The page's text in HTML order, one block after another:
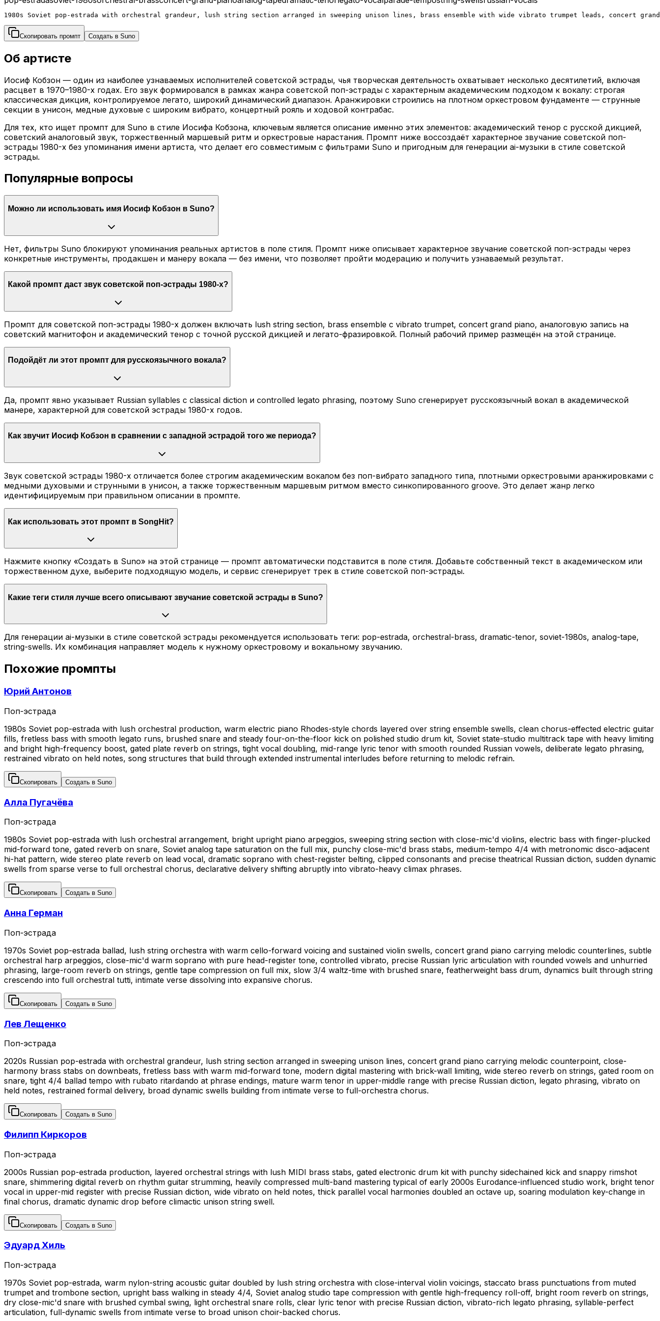
1980s Soviet pop-estrada with orchestral grandeur, lush string section arranged in sweeping unison lines, brass ensemble with wide vibrato trumpet leads,
Скопировать промпт Создать в Suno
Об артисте
Иосиф Кобзон — один из наиболее узнаваемых исполнителей советской эстрады, чья творческая деятельность охватывает несколько десятилетий, включая
расцвет в 1970–1980-х годах. Его звук формировался в рамках жанра советской поп-эстрады с характерным академическим подходом к вокалу: строгая
классическая дикция, контролируемое легато, широкий динамический диапазон. Аранжировки строились на плотном оркестровом фундаменте — струнные
секции в унисон, медные духовые с широким вибрато, концертный рояль и ходовой контрабас.
Для тех, кто ищет промпт для Suno в стиле Иосифа Кобзона, ключевым является описание именно этих элементов: академический тенор с русской дикцией,
советский аналоговый звук, торжественный маршевый ритм и оркестровые нарастания. Промпт ниже воссоздаёт характерное звучание советской поп-
эстрады 1980-х без упоминания имени артиста, что делает его совместимым с фильтрами Suno и пригодным для генерации ai-музыки в стиле советской
эстрады.
Популярные вопросы
Можно ли использовать имя Иосиф Кобзон в Suno?
Нет, фильтры Suno блокируют упоминания реальных артистов в поле стиля. Промпт ниже описывает характерное звучание советской поп-эстрады через
конкретные инструменты, продакшен и манеру вокала — без имени, что позволяет пройти модерацию и получить узнаваемый результат.
Какой промпт даст звук советской поп-эстрады 1980-х?
Промпт для советской поп-эстрады 1980-х должен включать lush string section, brass ensemble с vibrato trumpet, concert grand piano, аналоговую запись на
советский магнитофон и академический тенор с точной русской дикцией и легато-фразировкой. Полный рабочий пример размещён на этой странице.
Подойдёт ли этот промпт для русскоязычного вокала?
Да, промпт явно указывает Russian syllables с classical diction и controlled legato phrasing, поэтому Suno сгенерирует русскоязычный вокал в академической
манере, характерной для советской эстрады 1980-х годов.
Как звучит Иосиф Кобзон в сравнении с западной эстрадой того же периода?
Звук советской эстрады 1980-х отличается более строгим академическим вокалом без поп-вибрато западного типа, плотными оркестровыми аранжировками с
медными духовыми и струнными в унисон, а также торжественным маршевым ритмом вместо синкопированного groove. Это делает жанр легко
идентифицируемым при правильном описании в промпте.
Как использовать этот промпт в SongHit?
Нажмите кнопку «Создать в Suno» на этой странице — промпт автоматически подставится в поле стиля. Добавьте собственный текст в академическом или
торжественном духе, выберите подходящую модель, и сервис сгенерирует трек в стиле советской поп-эстрады.
Какие теги стиля лучше всего описывают звучание советской эстрады в Suno?
Для генерации ai-музыки в стиле советской эстрады рекомендуется использовать теги: pop-estrada, orchestral-brass, dramatic-tenor, soviet-1980s, analog-tape,
string-swells. Их комбинация направляет модель к нужному оркестровому и вокальному звучанию.
Похожие промпты
Юрий Антонов
Поп-эстрада
1980s Soviet pop-estrada with lush orchestral production, warm electric piano Rhodes-style chords layered over string ensemble swells, clean chorus-effected electric guitar
fills, fretless bass with smooth legato runs, brushed snare and steady four-on-the-floor kick on polished studio drum kit, Soviet state-studio multitrack tape with heavy limiting
and bright high-frequency boost, gated plate reverb on strings, tight vocal doubling, mid-range lyric tenor with smooth rounded Russian vowels, deliberate legato phrasing,
restrained vibrato on held notes, song structures that build through extended instrumental interludes before returning to melodic refrain.
Скопировать Создать в Suno
Алла Пугачёва
Поп-эстрада
1980s Soviet pop-estrada with lush orchestral arrangement, bright upright piano arpeggios, sweeping string section with close-mic'd violins, electric bass with finger-plucked
mid-forward tone, gated reverb on snare, Soviet analog tape saturation on the full mix, punchy close-mic'd brass stabs, medium-tempo 4/4 with metronomic disco-adjacent
hi-hat pattern, wide stereo plate reverb on lead vocal, dramatic soprano with chest-register belting, clipped consonants and precise theatrical Russian diction, sudden dynamic
swells from sparse verse to full orchestral chorus, declarative delivery shifting abruptly into vibrato-heavy climax phrases.
Скопировать Создать в Suno
Анна Герман
Поп-эстрада
1970s Soviet pop-estrada ballad, lush string orchestra with warm cello-forward voicing and sustained violin swells, concert grand piano carrying melodic counterlines, subtle
orchestral harp arpeggios, close-mic'd warm soprano with pure head-register tone, controlled vibrato, precise Russian lyric articulation with rounded vowels and unhurried
phrasing, large-room reverb on strings, gentle tape compression on full mix, slow 3/4 waltz-time with brushed snare, featherweight bass drum, dynamics built through string
crescendo into full orchestral tutti, intimate verse dissolving into expansive chorus.
Скопировать Создать в Suno
Лев Лещенко
Поп-эстрада
2020s Russian pop-estrada with orchestral grandeur, lush string section arranged in sweeping unison lines, concert grand piano carrying melodic counterpoint, close-
harmony brass stabs on downbeats, fretless bass with warm mid-forward tone, modern digital mastering with brick-wall limiting, wide stereo reverb on strings, gated room on
snare, tight 4/4 ballad tempo with rubato ritardando at phrase endings, mature warm tenor in upper-middle range with precise Russian diction, legato phrasing, vibrato on
held notes, restrained formal delivery, broad dynamic swells building from intimate verse to full-orchestra chorus.
Скопировать Создать в Suno
Филипп Киркоров
Поп-эстрада
2000s Russian pop-estrada production, layered orchestral strings with lush MIDI brass stabs, gated electronic drum kit with punchy sidechained kick and snappy rimshot
snare, shimmering digital reverb on rhythm guitar strumming, heavily compressed multi-band mastering typical of early 2000s Eurodance-influenced studio work, bright tenor
vocal in upper-mid register with precise Russian diction, wide vibrato on held notes, thick parallel vocal harmonies doubled an octave up, soaring modulation key-change in
final chorus, dramatic dynamic drop before climactic unison string swell.
Скопировать Создать в Suno
Эдуард Хиль
Поп-эстрада
1970s Soviet pop-estrada, warm nylon-string acoustic guitar doubled by lush string orchestra with close-interval violin voicings, staccato brass punctuations from muted
trumpet and trombone section, upright bass walking in steady 4/4, Soviet analog studio tape compression with gentle high-frequency roll-off, bright room reverb on strings,
dry close-mic'd snare with brushed cymbal swing, light orchestral snare rolls, clear lyric tenor with precise Russian diction, vibrato-rich legato phrasing, syllable-perfect
articulation, full-dynamic swells from intimate verse to broad unison choir-backed chorus.